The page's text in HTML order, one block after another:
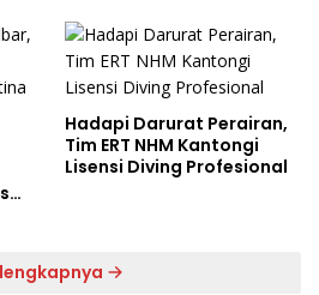
Hadapi Darurat Perairan,
Tim ERT NHM Kantongi
Lisensi Diving Profesional